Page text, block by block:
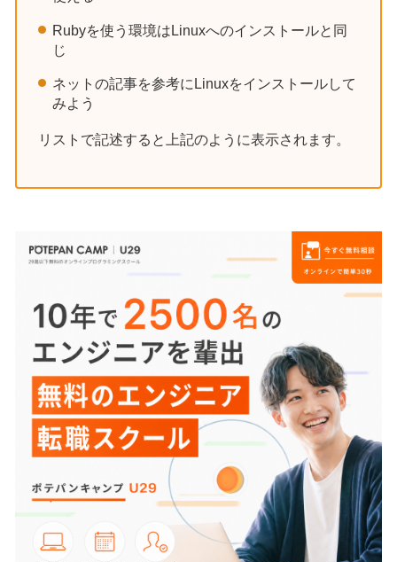
Rubyを使う環境はLinuxへのインストールと同
じ
ネットの記事を参考にLinuxをインストールして
みよう
リストで記述すると上記のように表示されます。